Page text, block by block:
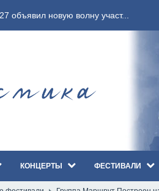
объявил новую волну участ...
полностью распродан
на большие экраны с новым ко...
открыт новый портал Cash...
КОНЦЕРТЫ ФЕСТИВАЛИ